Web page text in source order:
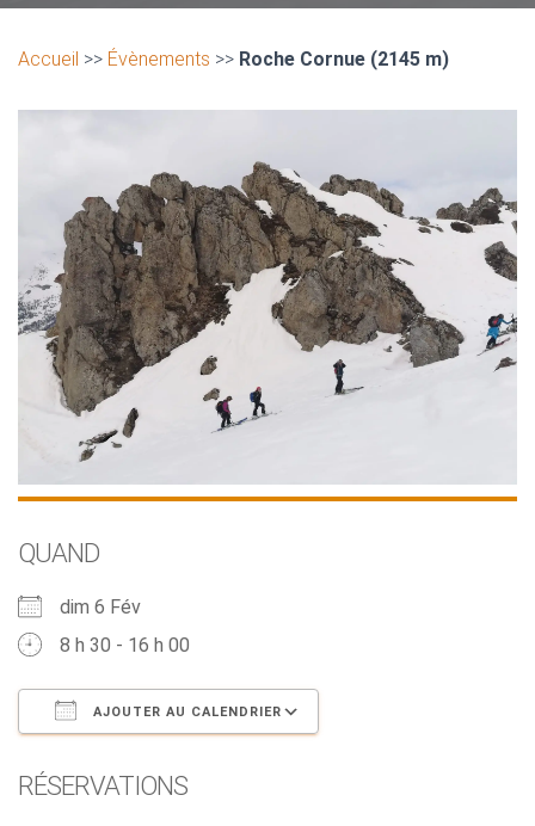
Accueil >> Évènements >> Roche Cornue (2145 m)
QUAND
dim 6 Fév
8 h 30 - 16 h 00
AJOUTER AU CALENDRIER
RÉSERVATIONS